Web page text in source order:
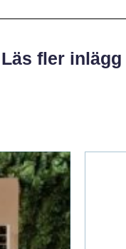
Läs fler inlägg